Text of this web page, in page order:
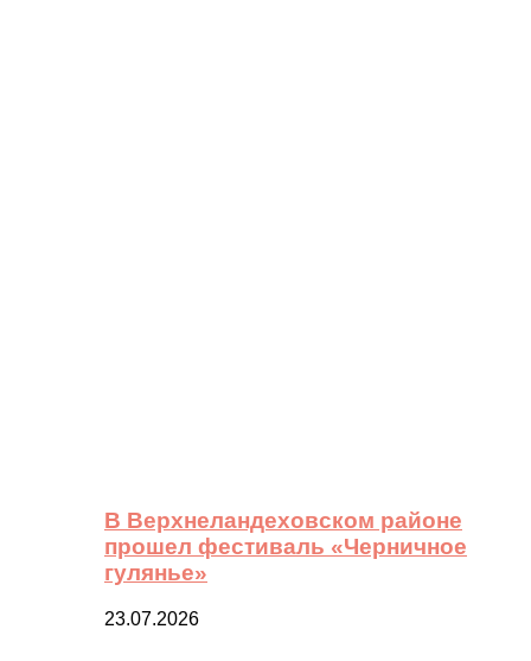
В Верхнеландеховском районе
прошел фестиваль «Черничное
гулянье»
23.07.2026